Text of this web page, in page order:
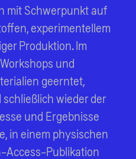
mit Schwerpunkt auf
experimentellem
Produktion. Im
und
geerntet,
wieder der
und Ergebnisse
in einem physischen
Access-Publikation